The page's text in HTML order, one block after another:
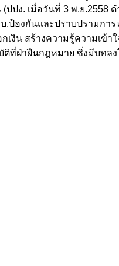
ง. เมื่อวันที่ 3 พ.ย.2558 ด
ป้องกันและปราบปรามการ
งิน สร้างความรู้ความเข้าใ
ติที่ฝ่าฝืนกฎหมาย ซึ่งมีบทล